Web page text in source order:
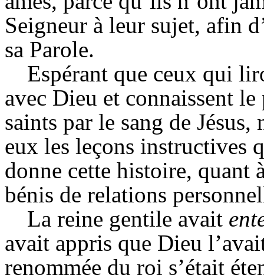
Seigneur à leur sujet, afin
sa Parole.
Espérant que ceux qui
avec Dieu et connaissent
saints par le sang de
eux les leçons instructives
donne cette histoire, quant
bénis de relations
La reine gentile avait
avait appris que Dieu
renommée du roi s’était